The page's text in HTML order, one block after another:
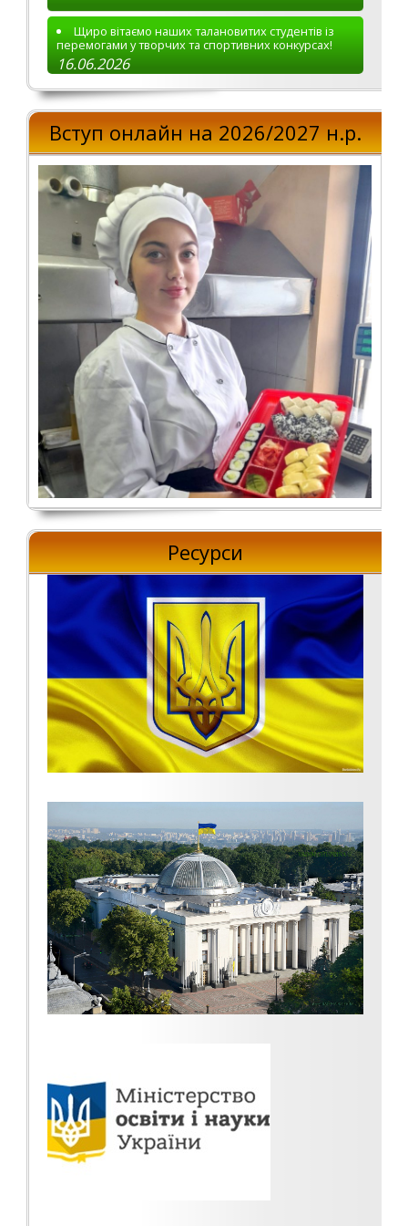
Щиро вітаємо наших талановитих студентів із
перемогами у творчих та спортивних конкурсах!
16.06.2026
Вступ онлайн на 2026/2027 н.р.
Ресурси